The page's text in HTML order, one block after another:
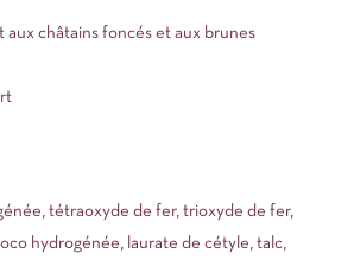
aux châtains foncés et aux brunes
tétraoxyde de fer, trioxyde de fer,
hydrogénée, laurate de cétyle, talc,